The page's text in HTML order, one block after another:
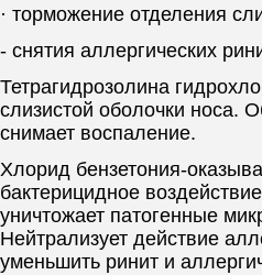
· торможение отделения
- снятия аллергических
Тетрагидрозолина
слизистой оболочки носа.
снимает воспаление.
Хлорид бензетония-
бактерицидное
уничтожает патогенные
Нейтрализует действие
уменьшить ринит и